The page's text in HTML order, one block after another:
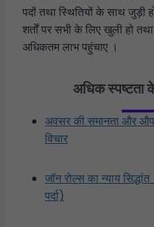
पदों तथा स्थितियों के साथ जुड़ी
शर्तों पर सभी के लिए खुली हो
अधिकतम लाभ पहुंचाए ।
अधिक
अवसर की समानता और
विचार
जॉन रोल्स का न्याय
पर्दा)